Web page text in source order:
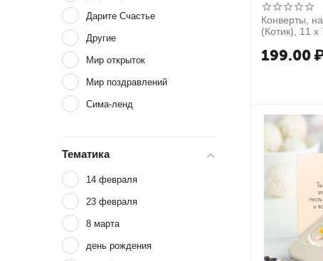
Конверты,
(Котик), 11 х
199.00
Дарите Счастье
Другие
Мир открыток
Мир поздравлений
Сима-ленд
Тематика
14 февраля
23 февраля
8 марта
день рождения